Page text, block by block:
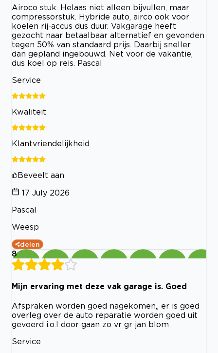
Airoco stuk. Helaas niet alleen bijvullen, maar
compressorstuk. Hybride auto, airco ook voor
koelen rij-accus dus duur. Vakgarage heeft
gezocht naar betaalbaar alternatief en gevonden
tegen 50% van standaard prijs. Daarbij sneller
dan gepland ingebouwd. Net voor de vakantie,
dus koel op reis. Pascal
Service
Kwaliteit
Klantvriendelijkheid
Beveelt aan
17 July 2026
Pascal
Weesp
delen
8
Mijn ervaring met deze vak garage is. Goed
Afspraken worden goed nagekomen,, er is goed
overleg over de auto reparatie worden goed uit
gevoerd i.o.l door gaan zo vr gr jan blom
Service